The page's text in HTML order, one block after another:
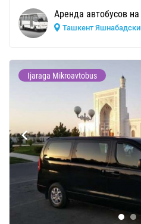
Аренда автобусов
Ташкент
Ijaraga Mikroavtobus